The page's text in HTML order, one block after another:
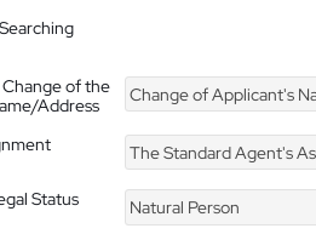
of the
Address
Change of Applicant's Name
The Standard Agent's
Status
Natural Person